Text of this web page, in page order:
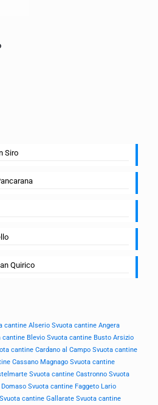
Siro
Quirico
cantine Alserio Svuota cantine Angera
cantine Blevio Svuota cantine Busto Arsizio
cantine Cardano al Campo Svuota cantine
Cassano Magnago Svuota cantine
Svuota cantine Castronno Svuota
Svuota cantine Faggeto Lario
Svuota cantine Gallarate Svuota cantine